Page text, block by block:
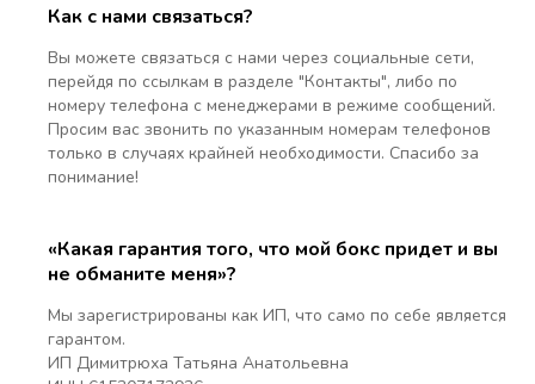
Как с нами связаться?
Вы можете связаться с нами через социальные сети,
перейдя по ссылкам в разделе "Контакты", либо по
номеру телефона с менеджерами в режиме сообщений.
Просим вас звонить по указанным номерам телефонов
только в случаях крайней необходимости. Спасибо за
понимание!
«Какая гарантия того, что мой бокс придет и вы
не обманите меня»?
Мы зарегистрированы как ИП, что само по себе является
гарантом.
ИП Димитрюха Татьяна Анатольевна